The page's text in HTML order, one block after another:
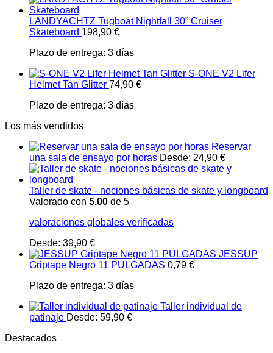
LANDYACHTZ Tugboat Nightfall 30” Cruiser
Skateboard 198,90 €
Plazo de entrega: 3 días
S-ONE V2 Lifer
Helmet Tan Glitter 74,90 €
Plazo de entrega: 3 días
Los más vendidos
Reservar
una sala de ensayo por horas Desde: 24,90 €
Taller de skate - nociones básicas de skate y longboard
Valorado con 5.00 de 5
valoraciones globales verificadas
Desde: 39,90 €
JESSUP
Griptape Negro 11 PULGADAS 0,79 €
Plazo de entrega: 3 días
Taller individual de
patinaje Desde: 59,90 €
Destacados